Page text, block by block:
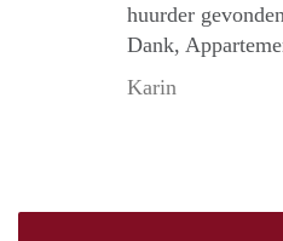
huurder
Dank,
Karin